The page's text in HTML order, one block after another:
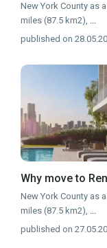
New York County as
miles (87.5 km2), ...
published on
Why move to
New York County as
miles (87.5 km2), ...
published on